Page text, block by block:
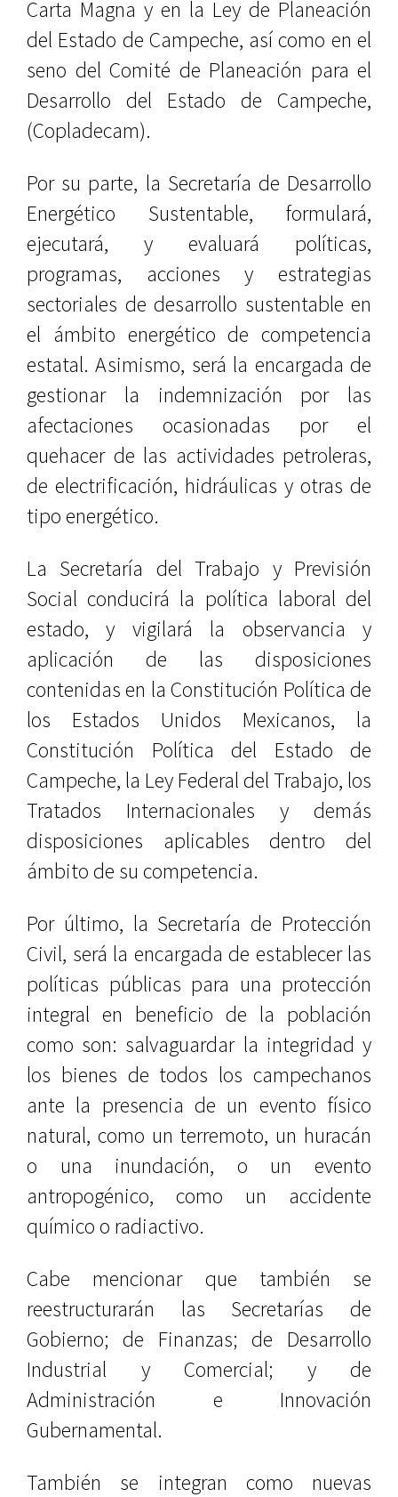
Carta Magna y en la Ley de Planeación
del Estado de Campeche, así como en el
seno del Comité de Planeación para el
Desarrollo del Estado de Campeche,
(Copladecam).
Por su parte, la Secretaría de Desarrollo
Energético Sustentable, formulará,
ejecutará, y evaluará políticas,
programas, acciones y estrategias
sectoriales de desarrollo sustentable en
el ámbito energético de competencia
estatal. Asimismo, será la encargada de
gestionar la indemnización por las
afectaciones ocasionadas por el
quehacer de las actividades petroleras,
de electrificación, hidráulicas y otras de
tipo energético.
La Secretaría del Trabajo y Previsión
Social conducirá la política laboral del
estado, y vigilará la observancia y
aplicación de las disposiciones
contenidas en la Constitución Política de
los Estados Unidos Mexicanos, la
Constitución Política del Estado de
Campeche, la Ley Federal del Trabajo, los
Tratados Internacionales y demás
disposiciones aplicables dentro del
ámbito de su competencia.
Por último, la Secretaría de Protección
Civil, será la encargada de establecer las
políticas públicas para una protección
integral en beneficio de la población
como son: salvaguardar la integridad y
los bienes de todos los campechanos
ante la presencia de un evento físico
natural, como un terremoto, un huracán
o una inundación, o un evento
antropogénico, como un accidente
químico o radiactivo.
Cabe mencionar que también se
reestructurarán las Secretarías de
Gobierno; de Finanzas; de Desarrollo
Industrial y Comercial; y de
Administración e Innovación
Gubernamental.
También se integran como nuevas